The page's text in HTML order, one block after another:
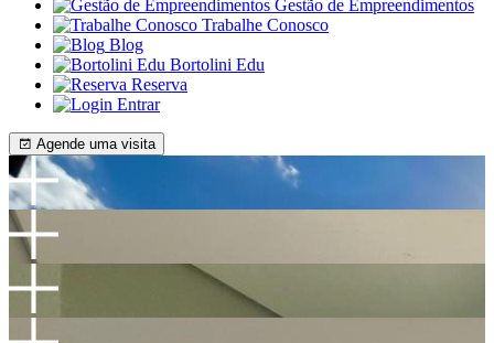
Gestão de Empreendimentos
Trabalhe Conosco
Blog
Bortolini Edu
Reserva
Entrar
Agende uma visita